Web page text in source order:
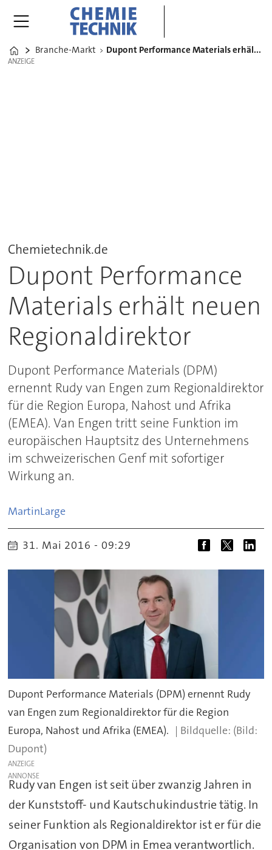
Home
Branche-Markt Dupont Performance Materials erhält neuen Regionaldirektor
ANZEIGE
ANZEIGE
Chemietechnik.de
Dupont Performance
Materials erhält neuen
Regionaldirektor
Dupont Performance Materials (DPM)
ernennt Rudy van Engen zum Regionaldirektor
für die Region Europa, Nahost und Afrika
(EMEA). Van Engen tritt seine Funktion im
europäischen Hauptsitz des Unternehmens
im schweizerischen Genf mit sofortiger
Wirkung an.
MartinLarge
31. Mai 2016 - 09:29
Dupont Performance Materials (DPM) ernennt Rudy
van Engen zum Regionaldirektor für die Region
Europa, Nahost und Afrika (EMEA).
(Bild:
Dupont)
ANZEIGE
Rudy van Engen ist seit über zwanzig Jahren in
der Kunststoff- und Kautschukindustrie tätig. In
seiner Funktion als Regionaldirektor ist er für die
Organisation von DPM in Emea verantwortlich.